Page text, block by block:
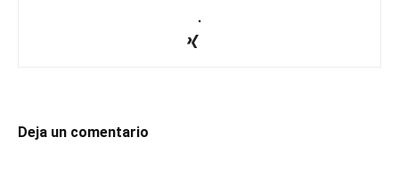
.
Deja un comentario